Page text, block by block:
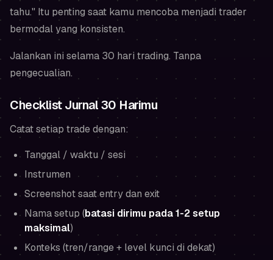
tahu." Itu penting saat kamu mencoba menjadi trader
bermodal yang konsisten.
Jalankan ini selama 30 hari trading. Tanpa
pengecualian.
Checklist Jurnal 30 Harimu
Catat setiap trade dengan:
Tanggal / waktu / sesi
Instrumen
Screenshot saat entry dan exit
Nama setup (batasi dirimu pada 1-2 setup
maksimal)
Konteks (tren/range + level kunci di dekat)